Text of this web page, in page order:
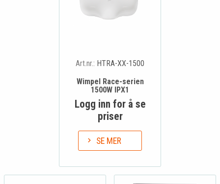
Art.nr.: HTRA-XX-1500
Wimpel Race-serien
1500W IPX1
Logg inn for å se
priser
SE MER